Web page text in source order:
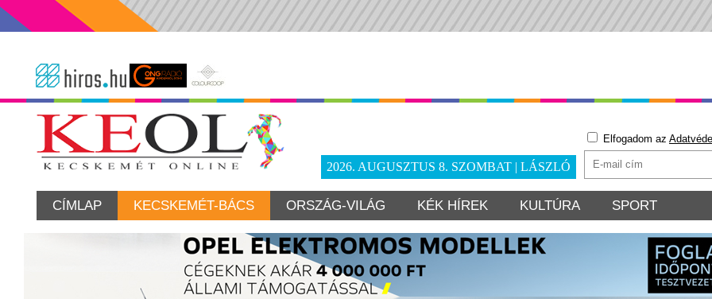
2026. AUGUSZTUS 8. SZOMBAT | LÁSZLÓ
Elfogadom az
CÍMLAP KECSKEMÉT-BÁCS ORSZÁG-VILÁG KÉK HÍREK KULTÚRA SPORT